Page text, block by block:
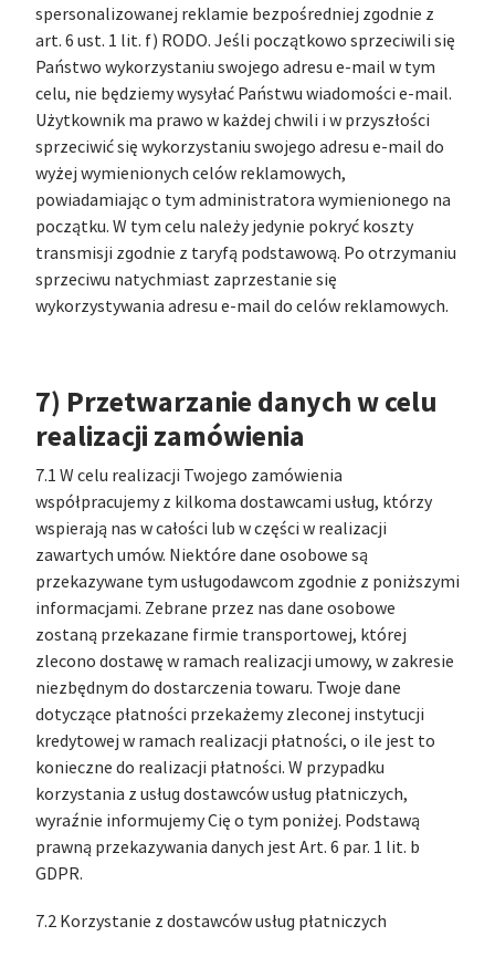
spersonalizowanej reklamie bezpośredniej zgodnie z
art. 6 ust. 1 lit. f) RODO. Jeśli początkowo sprzeciwili się
Państwo wykorzystaniu swojego adresu e-mail w tym
celu, nie będziemy wysyłać Państwu wiadomości e-mail.
Użytkownik ma prawo w każdej chwili i w przyszłości
sprzeciwić się wykorzystaniu swojego adresu e-mail do
wyżej wymienionych celów reklamowych,
powiadamiając o tym administratora wymienionego na
początku. W tym celu należy jedynie pokryć koszty
transmisji zgodnie z taryfą podstawową. Po otrzymaniu
sprzeciwu natychmiast zaprzestanie się
wykorzystywania adresu e-mail do celów reklamowych.
7) Przetwarzanie danych w celu
realizacji zamówienia
7.1 W celu realizacji Twojego zamówienia
współpracujemy z kilkoma dostawcami usług, którzy
wspierają nas w całości lub w części w realizacji
zawartych umów. Niektóre dane osobowe są
przekazywane tym usługodawcom zgodnie z poniższymi
informacjami. Zebrane przez nas dane osobowe
zostaną przekazane firmie transportowej, której
zlecono dostawę w ramach realizacji umowy, w zakresie
niezbędnym do dostarczenia towaru. Twoje dane
dotyczące płatności przekażemy zleconej instytucji
kredytowej w ramach realizacji płatności, o ile jest to
konieczne do realizacji płatności. W przypadku
korzystania z usług dostawców usług płatniczych,
wyraźnie informujemy Cię o tym poniżej. Podstawą
prawną przekazywania danych jest Art. 6 par. 1 lit. b
GDPR.
7.2 Korzystanie z dostawców usług płatniczych